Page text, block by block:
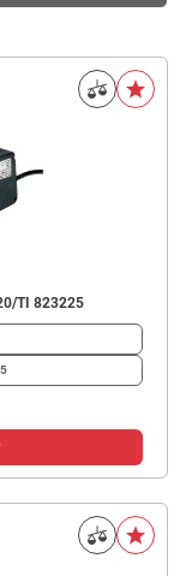
TI 823225